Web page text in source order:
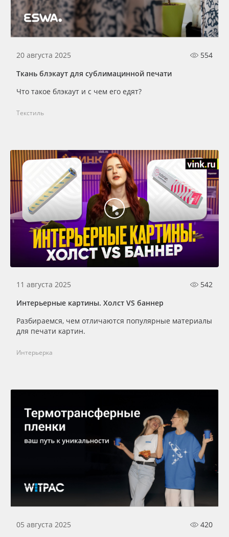
Сервис
Инструкции
Компания
Блог
Избранное
8 800 550 7888
Москва
Клей, скотчи и крепёж
Мобильные конструкции и POS-материалы
Профильные системы
Светотехника
Упаковочные материалы
Оборудование и инструмент
Новинки ассортимента
Oracal 641
Плёнка монтажная Oratape
ПЭТ листовой
ПЭТ бэклит
Заготовки для сувениров
20 августа 2025
554
Ткань блэкаут для сублимацинной печати
Что такое блэкаут и с чем его едят?
Текстиль
11 августа 2025
542
Интерьерные картины. Холст VS баннер
Разбираемся, чем отличаются популярные материалы
для печати картин.
Интерьерка
05 августа 2025
420